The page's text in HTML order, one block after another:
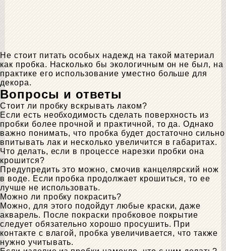
Не стоит питать особых надежд на такой материал
как пробка. Насколько бы экологичным он не был, на
практике его использование уместно больше для
декора.
Вопросы и ответы
Стоит ли пробку вскрывать лаком?
Если есть необходимость сделать поверхность из
пробки более прочной и практичной, то да. Однако
важно понимать, что пробка будет достаточно сильно
впитывать лак и несколько увеличится в габаритах.
Что делать, если в процессе нарезки пробки она
крошится?
Предупредить это можно, смочив канцелярский нож
в воде. Если пробка продолжает крошиться, то ее
лучше не использовать.
Можно ли пробку покрасить?
Можно, для этого подойдут любые краски, даже
акварель. После покраски пробковое покрытие
следует обязательно хорошо просушить. При
контакте с влагой, пробка увеличивается, что также
нужно учитывать.